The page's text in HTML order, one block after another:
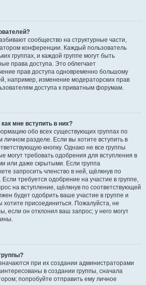
сообщество на структурные части,
конференции. Каждый пользователь
группах, и каждой группе могут быть
права доступа. Это облегчает
прав доступа одновременно большому
например, изменение модераторских прав
доступа к приватным форумам.
мне вступить в них?
обо всех существующих группах по
разделе. Если вы хотите вступить в
кнопку. Однако не все группы
могут требовать одобрения для вступления в
или даже скрытыми. Если группа
запросить членство в ней, щёлкнув по
требуется одобрение на участие в группе,
на вступление, щёлкнув по соответствующей
будет одобрить ваше участие в группе и
хотите присоединиться. Пожалуйста, не
если он отклонил ваш запрос; у него могут
при их создании администраторами
в создании группы, сначала
попробуйте отправить ему личное